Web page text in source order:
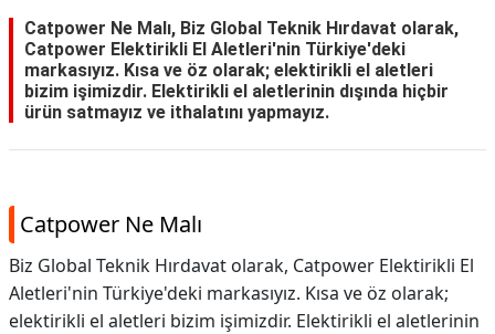
Catpower Ne Malı, Biz Global Teknik Hırdavat olarak,
Catpower Elektirikli El Aletleri'nin Türkiye'deki
markasıyız. Kısa ve öz olarak; elektirikli el aletleri
bizim işimizdir. Elektirikli el aletlerinin dışında hiçbir
ürün satmayız ve ithalatını yapmayız.
Catpower Ne Malı
Biz Global Teknik Hırdavat olarak, Catpower Elektirikli El
Aletleri'nin Türkiye'deki markasıyız. Kısa ve öz olarak;
elektirikli el aletleri bizim işimizdir. Elektirikli el aletlerinin